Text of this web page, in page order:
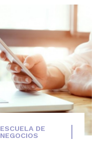
ESCUELA DE
NEGOCIOS